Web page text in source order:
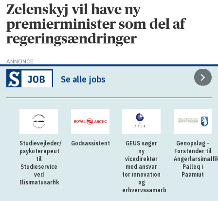
Zelenskyj vil have ny
premierminister som del af
regeringsændringer
ANNONCE
Se alle jobs
Godsassistent
GEUS søger
erhvervssamarbejde
Genopslag -
Forstander til
Angerlarsimaffik
Palleq i
Paamiut
Fleksibel og
lærenem
praktikant til
kollegierne til
GUX Aasiaat